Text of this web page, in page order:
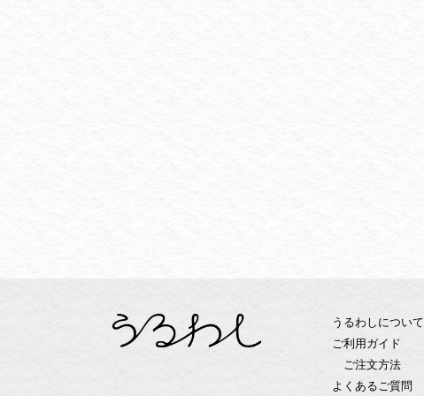
うるわしについて
ご利用ガイド
ご注文方法
よくあるご質問